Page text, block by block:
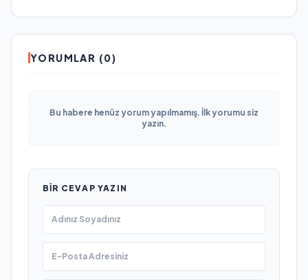
YORUMLAR (0)
Bu habere henüz yorum yapılmamış. İlk yorumu siz
yazın.
BIR CEVAP YAZIN